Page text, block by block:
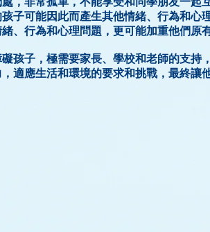
子可能因此而產生其他情緒、行為和
、行為和心理問題，更可能加重他們原
孩子，極需要家長、學校和老師的支
適應生活和環境的要求和挑戰，最終